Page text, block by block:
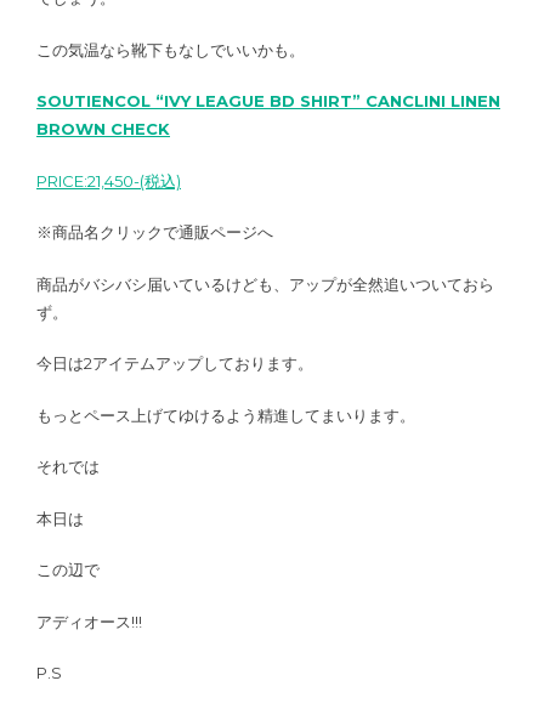
この気温なら靴下もなしでいいかも。
SOUTIENCOL “IVY LEAGUE BD SHIRT” CANCLINI LINEN
BROWN CHECK
PRICE:21,450-(税込)
※商品名クリックで通販ページへ
商品がバシバシ届いているけども、アップが全然追いついておら
ず。
今日は2アイテムアップしております。
もっとペース上げてゆけるよう精進してまいります。
それでは
本日は
この辺で
アディオース!!!
P.S